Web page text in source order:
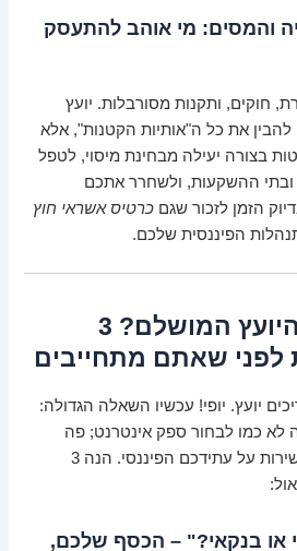
והמסים: מי אוהב להתעסק
חוקים, ותקנות מסורבלות. יועץ
את כל ה"אותיות הקטנות", אלא
בצורה יעילה מבחינת מיסוי, לטפל
ובתי ההשקעות, ולשחרר אתכם
הזמן לזכור שגםכרטיס אשראי חוץ
הפיננסית שלכם.
איך לבחור את היועץ המושלם? 3
לפני שאתם מתחייבים
יועץ. יופי! עכשיו השאלה הגדולה:
לא כמו לבחור ספק אינטרנט; פה
מדובר במישהו שישפיע ישירות על עתידכם הפיננסי. הנה 3
או בנקאי?" – הכסף שלכם,